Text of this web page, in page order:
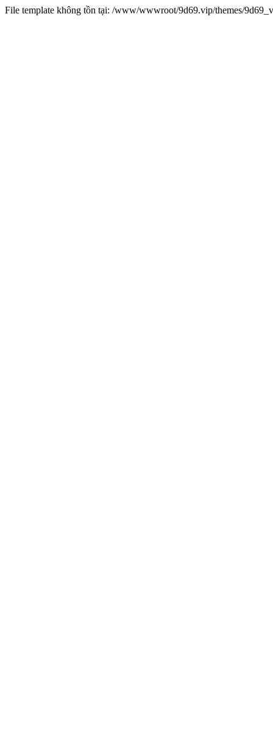
File template không tồn tại: /www/wwwroot/9d69.vip/themes/